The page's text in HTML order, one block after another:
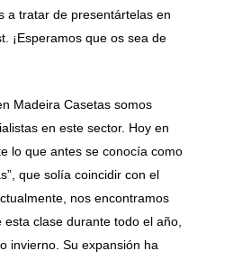
a tratar de presentártelas en
¡Esperamos que os sea de
Madeira Casetas somos
en este sector. Hoy en
lo que antes se conocía como
que solía coincidir con el
nos encontramos
esta clase durante todo el año,
invierno. Su expansión ha